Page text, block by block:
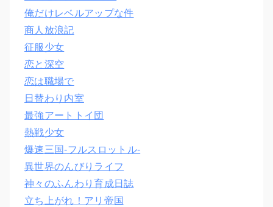
俺だけレベルアップな件
商人放浪記
征服少女
恋と深空
恋は職場で
日替わり内室
最強アートトイ団
熱戦少女
爆速三国‐フルスロットル‐
異世界のんびりライフ
神々のふんわり育成日誌
立ち上がれ！アリ帝国